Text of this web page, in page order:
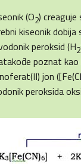
(O2) creaguje
kiseonik dobija
peroksid (H2
poznat kao
jon
peroksida